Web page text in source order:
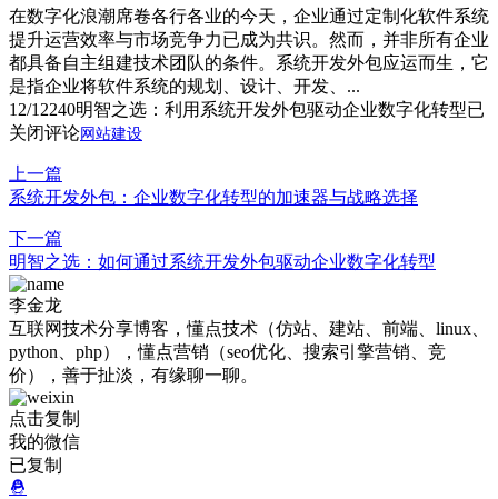
在数字化浪潮席卷各行各业的今天，企业通过定制化软件系统
提升运营效率与市场竞争力已成为共识。然而，并非所有企业
都具备自主组建技术团队的条件。系统开发外包应运而生，它
是指企业将软件系统的规划、设计、开发、...
12/12240明智之选：利用系统开发外包驱动企业数字化转型已
关闭评论网站建设
上一篇
系统开发外包：企业数字化转型的加速器与战略选择
下一篇
明智之选：如何通过系统开发外包驱动企业数字化转型
李金龙
互联网技术分享博客，懂点技术（仿站、建站、前端、linux、
python、php），懂点营销（seo优化、搜索引擎营销、竞
价），善于扯淡，有缘聊一聊。
点击复制
我的微信
已复制